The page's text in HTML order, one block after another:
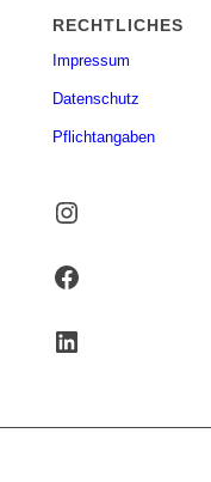
RECHTLICHES
Impressum
Datenschutz
Pflichtangaben
Instagram
Facebook
LinkedIn